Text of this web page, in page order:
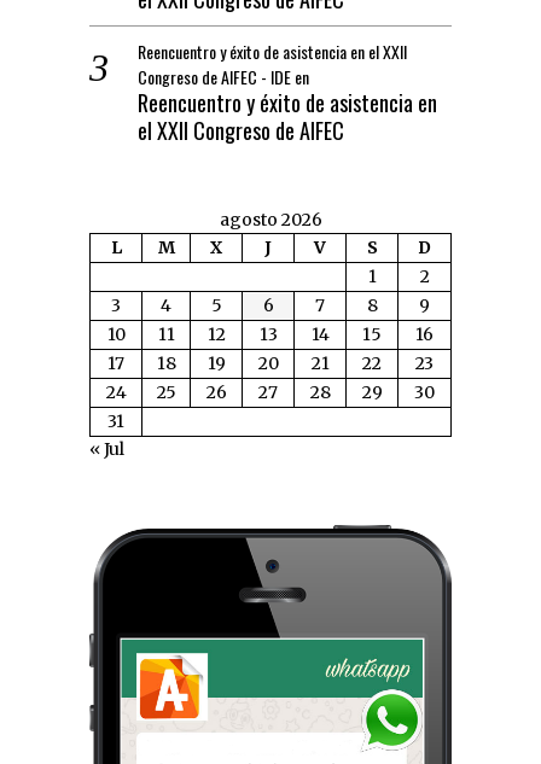
Reencuentro y éxito de asistencia en el XXII
Congreso de AIFEC - IDEen
Reencuentro y éxito de asistencia en
el XXII Congreso de AIFEC
agosto 2026
L
M X J V S
D
1
2
3
4 5 6 7 8
9
10
11 12 13 14 15
16
17
18 19 20 21 22
23
24
25 26 27 28 29
30
31
« Jul